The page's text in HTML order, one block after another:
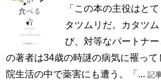
「この本の主役はと
タツムリだ。カタツ
び、対等なパートナ
の著者は34歳の時謎の病気に罹って
院生活の中で薬害にも遭う。「... 記